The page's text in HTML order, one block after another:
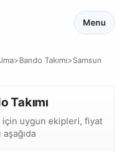
Menu
>Bando Takımı>Samsun
Takımı
için uygun ekipleri, fiyat